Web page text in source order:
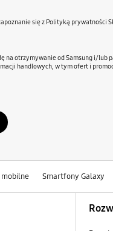
się z Polityką prywatności
na otrzymywanie od Samsung i/lub
handlowych, w tym ofert i
mobilne Smartfony Galaxy